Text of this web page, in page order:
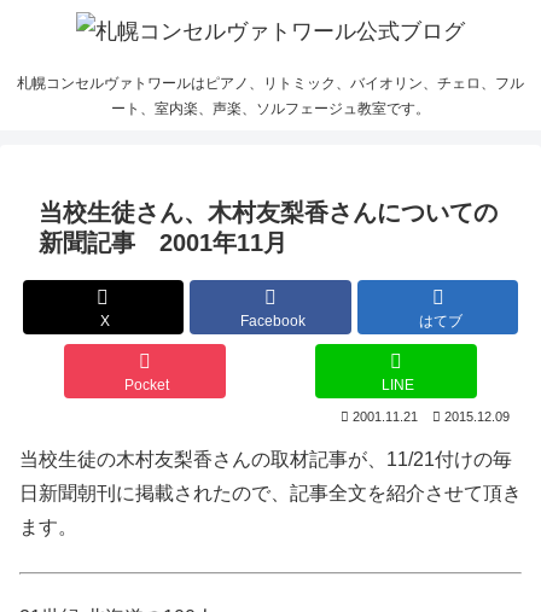
札幌コンセルヴァトワールはピアノ、リトミック、バイオリン、チェロ、フル
ート、室内楽、声楽、ソルフェージュ教室です。
当校生徒さん、木村友梨香さんについての
新聞記事 2001年11月
X Facebook はてブ
Pocket LINE
2001.11.21 2015.12.09
当校生徒の木村友梨香さんの取材記事が、11/21付けの毎
日新聞朝刊に掲載されたので、記事全文を紹介させて頂き
ます。